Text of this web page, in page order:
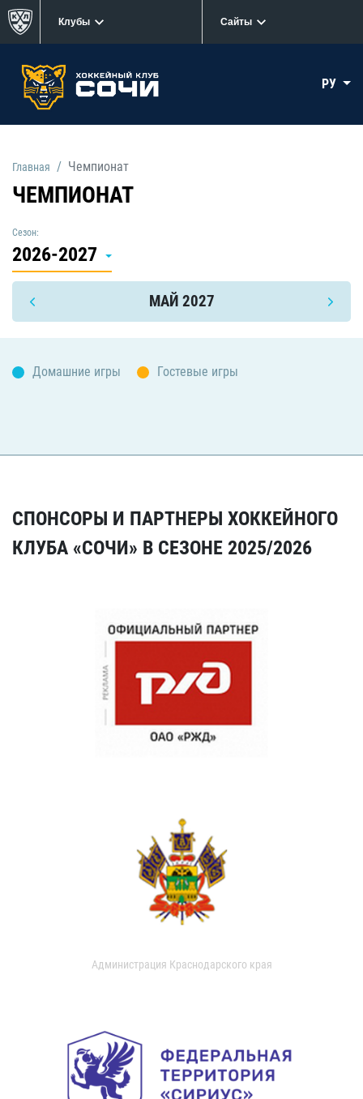
Клубы Сайты
РУ
Главная Чемпионат
ЧЕМПИОНАТ
Сезон:
2026-2027
МАЙ 2027
Домашние игры Гостевые игры
СПОНСОРЫ И ПАРТНЕРЫ ХОККЕЙНОГО
КЛУБА «СОЧИ» В СЕЗОНЕ 2025/2026
Администрация Краснодарского края